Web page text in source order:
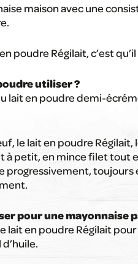
maison avec une
poudre Régilait, c’est
utiliser ?
lait en poudre demi-
le lait en poudre
à petit, en mince filet tout
progressivement,
pour une mayonnaise
lait en poudre Régilait